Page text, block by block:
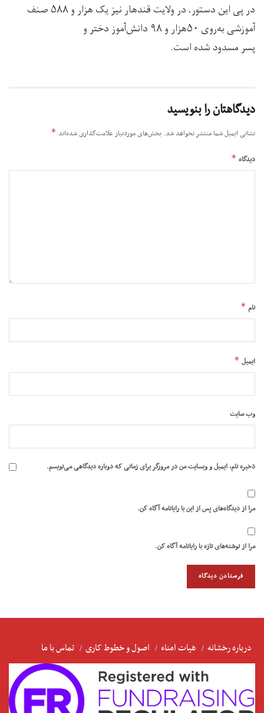
در پی این دستور، در ولایت قندهار نیز یک هزار و ۵۸۸ صنف
آموزشی به‌روی ۵۰هزار و ۹۸ دانش‌آموز دختر و
پسر مسدود شده است.
دیدگاهتان را بنویسید
نشانی ایمیل شما منتشر نخواهد شد. بخش‌های موردنیاز علامت‌گذاری شده‌اند *
دیدگاه *
نام *
ایمیل *
وب‌ سایت
ذخیره نام، ایمیل و وبسایت من در مرورگر برای زمانی که دوباره دیدگاهی می‌نویسم.
مرا از دیدگاه‌های پس از این با رایانامه آگاه کن.
مرا از نوشته‌های تازه با رایانامه آگاه کن.
درباره رخشانه هیات امناء اصول و خطوط کاری تماس با ما